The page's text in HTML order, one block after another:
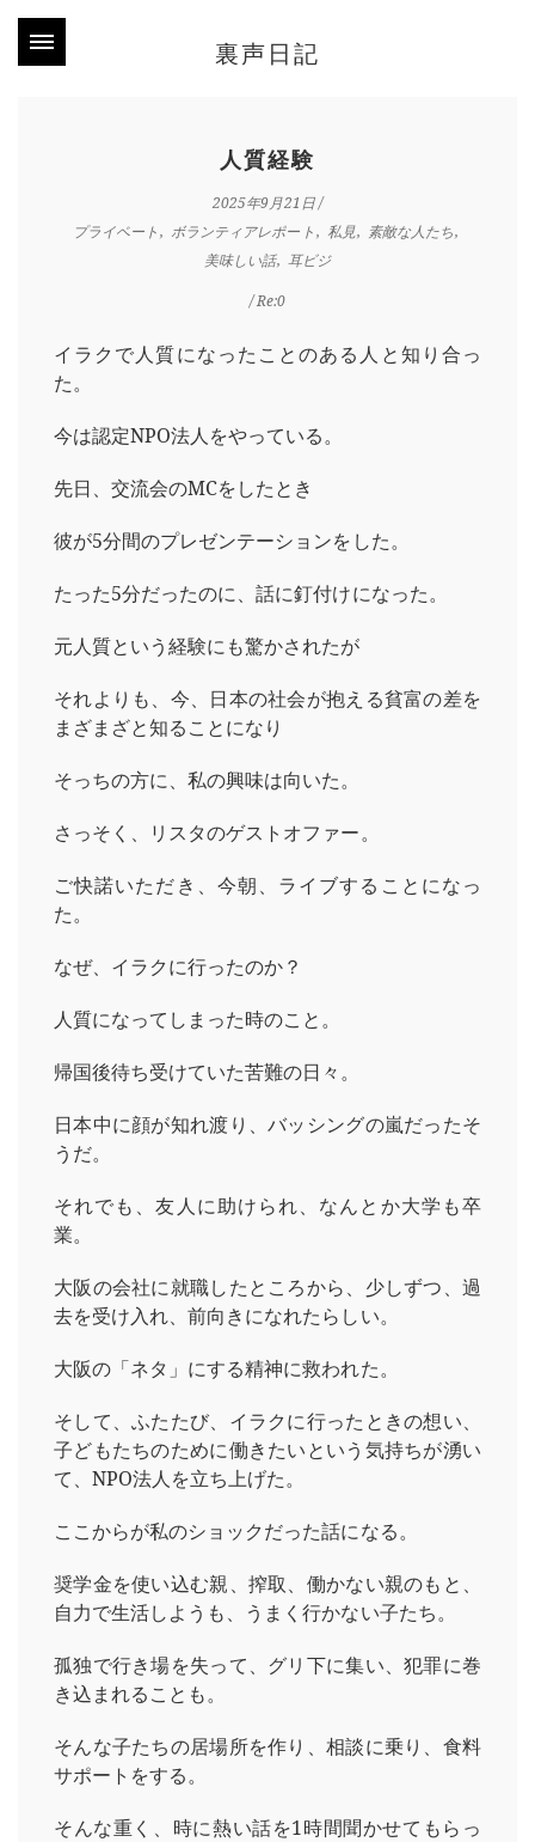
裏声日記
人質経験
2025年9月21日/
プライベート
ボランティアレポート 私見
素敵な人たち
美味しい話 耳ビジ
/ Re:0
イラクで人質になったことのある人と知り合っ
た。
今は認定NPO法人をやっている。
先日、交流会のMCをしたとき
彼が5分間のプレゼンテーションをした。
たった5分だったのに、話に釘付けになった。
元人質という経験にも驚かされたが
それよりも、今、日本の社会が抱える貧富の差を
まざまざと知ることになり
そっちの方に、私の興味は向いた。
さっそく、リスタのゲストオファー。
ご快諾いただき、今朝、ライブすることになっ
た。
なぜ、イラクに行ったのか？
人質になってしまった時のこと。
帰国後待ち受けていた苦難の日々。
日本中に顔が知れ渡り、バッシングの嵐だったそ
うだ。
それでも、友人に助けられ、なんとか大学も卒
業。
大阪の会社に就職したところから、少しずつ、過
去を受け入れ、前向きになれたらしい。
大阪の「ネタ」にする精神に救われた。
そして、ふたたび、イラクに行ったときの想い、
子どもたちのために働きたいという気持ちが湧い
て、NPO法人を立ち上げた。
ここからが私のショックだった話になる。
奨学金を使い込む親、搾取、働かない親のもと、
自力で生活しようも、うまく行かない子たち。
孤独で行き場を失って、グリ下に集い、犯罪に巻
き込まれることも。
そんな子たちの居場所を作り、相談に乗り、食料
サポートをする。
そんな重く、時に熱い話を1時間聞かせてもらっ